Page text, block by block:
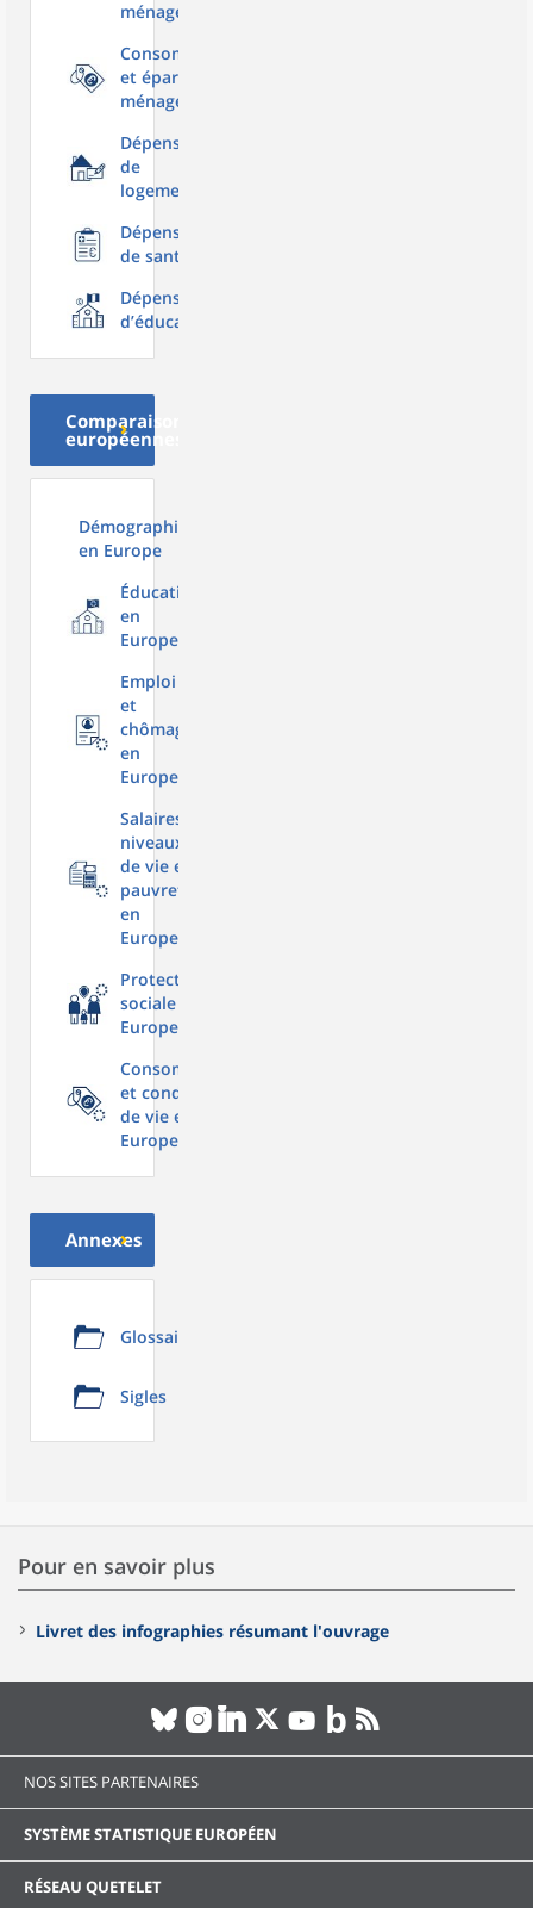
ménages
Consommation
et épargne des
ménages
Dépenses
de
logement
Dépenses
de santé
Dépenses
d’éducation
Comparaisons
européennes
Démographie
en Europe
Éducation
en
Europe
Emploi
et
chômage
en
Europe
Salaires,
niveaux
de vie et
pauvreté
en
Europe
Protection
sociale en
Europe
Consommation
et conditions
de vie en
Europe
Annexes
Glossaire
Sigles
Pour en savoir plus
Livret des infographies résumant l'ouvrage
NOS SITES PARTENAIRES
SYSTÈME STATISTIQUE EUROPÉEN
RÉSEAU QUETELET